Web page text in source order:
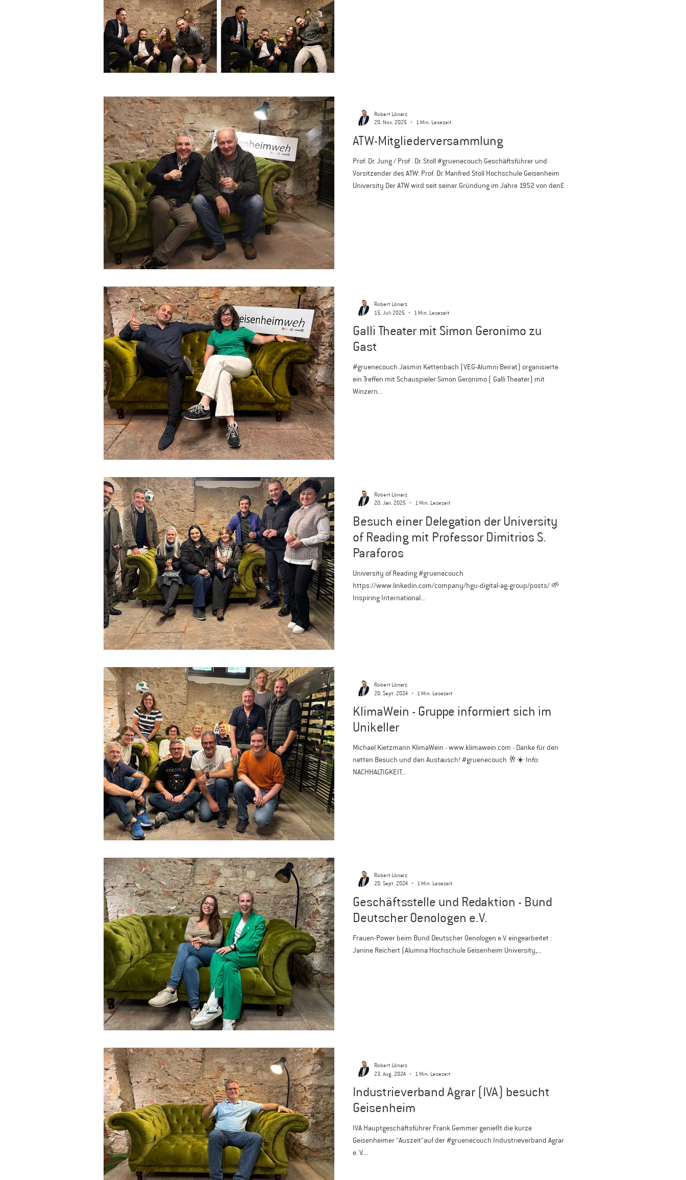
ATW-Mitgliederversammlung
Prof. Dr. Jung / Prof . Dr. Stoll #gruenecouch Geschäftsführer und
Vorsitzender des ATW: Prof. Dr. Manfred Stoll Hochschule Geisenheim
University Der ATW wird seit seiner Gründung im Jahre 1952 von den
Robert Lönarz
20. Nov. 2025
1 Min. Lesezeit
Galli Theater mit Simon Geronimo zu
Gast
#gruenecouch Jasmin Kettenbach (VEG-Alumni Beirat) organisierte
ein Treffen mit Schauspieler Simon Geronimo ( Galli Theater) mit
Winzern...
Robert Lönarz
15. Juli 2025
1 Min. Lesezeit
Besuch einer Delegation der University
of Reading mit Professor Dimitrios S.
Paraforos
University of Reading #gruenecouch
https://www.linkedin.com/company/hgu-digital-ag-group/posts/ 🌱
Inspiring International...
Robert Lönarz
20. Jan. 2025
1 Min. Lesezeit
KlimaWein - Gruppe informiert sich im
Unikeller
Michael Kietzmann KlimaWein - www.klimawein.com - Danke für den
netten Besuch und den Austausch! #gruenecouch 🥂☀️ Info:
NACHHALTIGKEIT...
Robert Lönarz
20. Sept. 2024
1 Min. Lesezeit
Geschäftsstelle und Redaktion - Bund
Deutscher Oenologen e.V.
Frauen-Power beim Bund Deutscher Oenologen e.V. eingearbeitet :
Janine Reichert (Alumna Hochschule Geisenheim University,...
Robert Lönarz
20. Sept. 2024
1 Min. Lesezeit
Industrieverband Agrar (IVA) besucht
Geisenheim
IVA Hauptgeschäftsführer Frank Gemmer genießt die kurze
Geisenheimer "Auszeit"auf der #gruenecouch Industrieverband Agrar
e. V....
Robert Lönarz
23. Aug. 2024
1 Min. Lesezeit